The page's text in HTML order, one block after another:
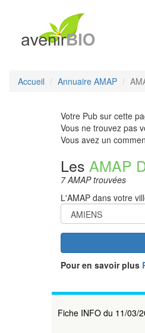
Accueil Annuaire AMAP
Votre Pub sur cette
Vous ne trouvez pas
Vous avez un
Les AMAP
7 AMAP trouvées
L'AMAP dans votre
Pour en savoir plus
Fiche INFO du 11/03/